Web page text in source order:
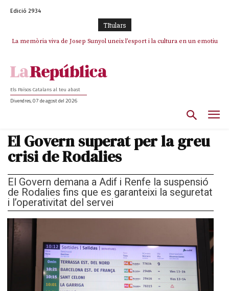
Edició 2934
TItulars
La memòria viva de Josep Sunyol uneix l’esport i la cultura en un emotiu
La “dignitat” a mitges de Marc Puigtió: renuncia a Girona pels àudios però
Els Països Catalans al teu abast
Divendres, 07 de agost del 2026
El Govern superat per la greu
crisi de Rodalies
El Govern demana a Adif i Renfe la suspensió
de Rodalies fins que es garanteixi la seguretat
i l’operativitat del servei